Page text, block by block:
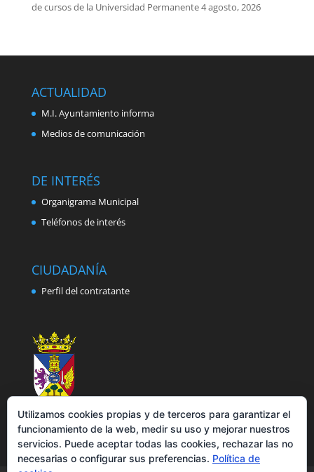
de cursos de la Universidad Permanente4 agosto, 2026
ACTUALIDAD
M.I. Ayuntamiento informa
Medios de comunicación
DE INTERÉS
Organigrama Municipal
Teléfonos de interés
CIUDADANÍA
Perfil del contratante
Utilizamos cookies propias y de terceros para garantizar el
funcionamiento de la web, medir su uso y mejorar nuestros
servicios. Puede aceptar todas las cookies, rechazar las no
necesarias o configurar sus preferencias. Política de